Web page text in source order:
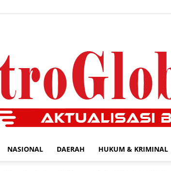
NASIONAL DAERAH HUKUM & KRIMINAL